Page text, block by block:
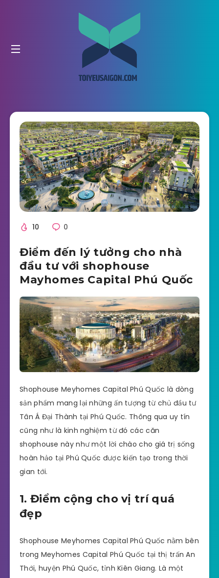
10 0
Điểm đến lý tưởng cho nhà
đầu tư với shophouse
Mayhomes Capital Phú Quốc
Shophouse Meyhomes Capital Phú Quốc là dòng
sản phẩm mang lại những ấn tượng từ chủ đầu tư
Tân Á Đại Thành tại Phú Quốc. Thông qua uy tín
cũng như là kinh nghiệm từ đó các căn
shophouse này như một lời chào cho giá trị sống
hoàn hảo tại Phú Quốc được kiến tạo trong thời
gian tới.
1. Điểm cộng cho vị trí quá
đẹp
Shophouse Meyhomes Capital Phú Quốc nằm bên
trong Meyhomes Capital Phú Quốc tại thị trấn An
Thới, huyện Phú Quốc, tỉnh Kiên Giang. Là một